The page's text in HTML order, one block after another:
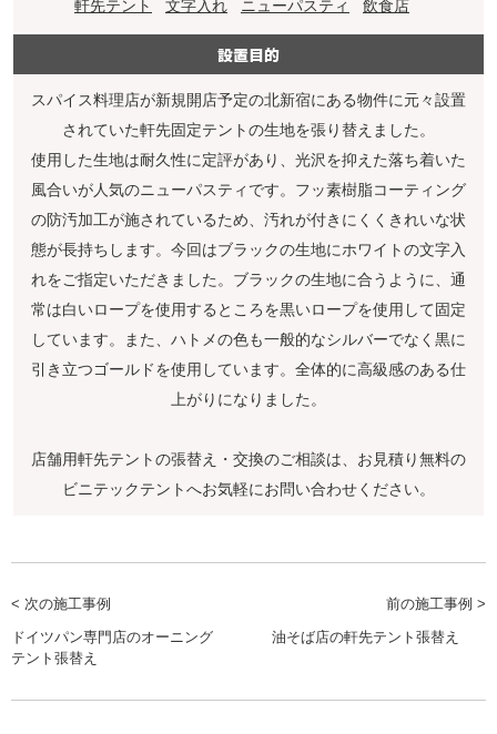
軒先テント 文字入れ ニューパスティ 飲食店
設置目的
スパイス料理店が新規開店予定の北新宿にある物件に元々設置
されていた軒先固定テントの生地を張り替えました。
使用した生地は耐久性に定評があり、光沢を抑えた落ち着いた
風合いが人気のニューパスティです。フッ素樹脂コーティング
の防汚加工が施されているため、汚れが付きにくくきれいな状
態が長持ちします。今回はブラックの生地にホワイトの文字入
れをご指定いただきました。ブラックの生地に合うように、通
常は白いロープを使用するところを黒いロープを使用して固定
しています。また、ハトメの色も一般的なシルバーでなく黒に
引き立つゴールドを使用しています。全体的に高級感のある仕
上がりになりました。
店舗用軒先テントの張替え・交換のご相談は、お見積り無料の
ビニテックテントへお気軽にお問い合わせください。
< 次の施工事例
ドイツパン専門店のオーニング
テント張替え
前の施工事例 >
油そば店の軒先テント張替え